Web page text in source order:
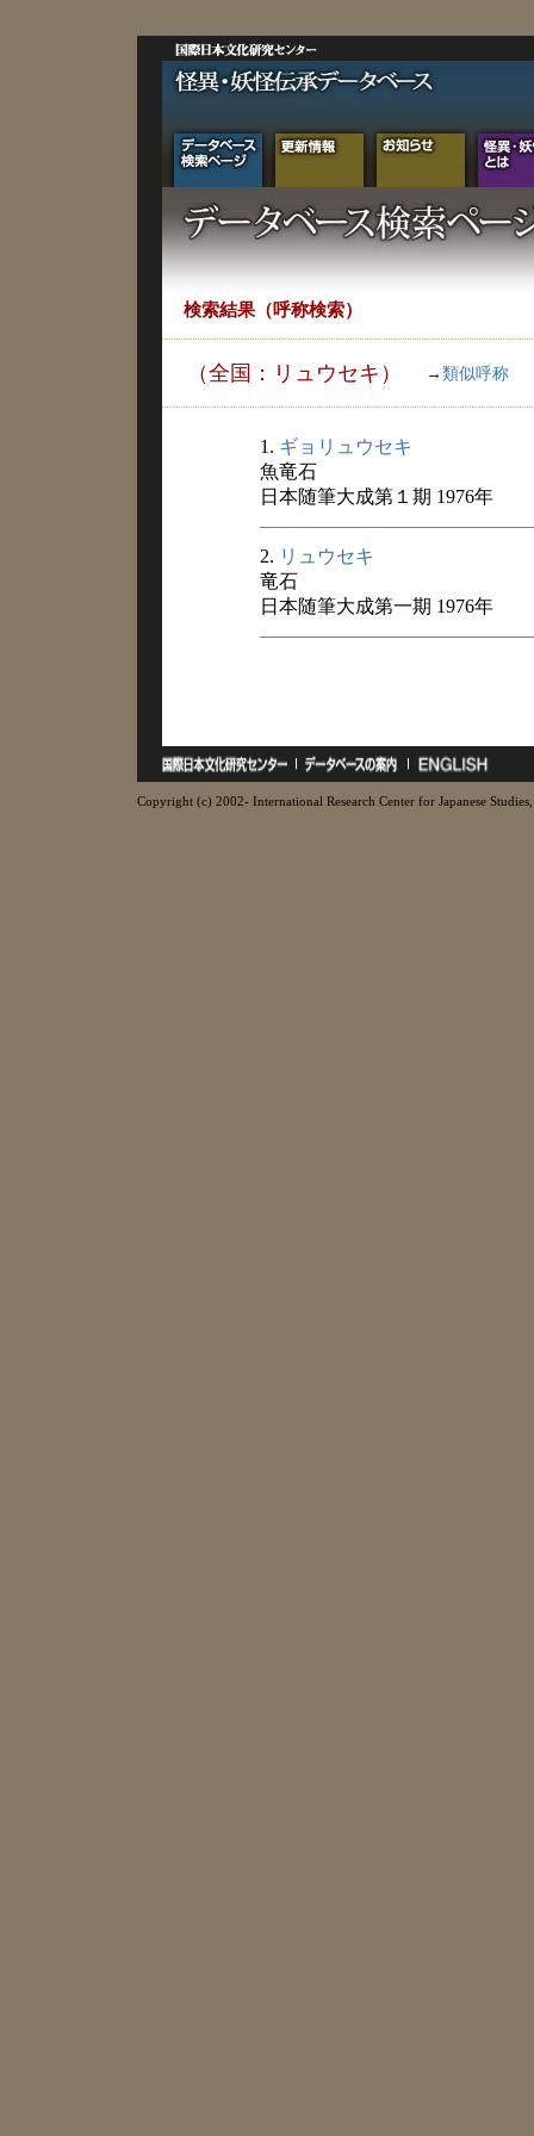
検索結果（呼称検索）
（全国：リュウセキ） → 類似呼称
1. ギョリュウセキ
魚竜石
日本随筆大成第１期 1976年
2. リュウセキ
竜石
日本随筆大成第一期 1976年
Copyright (c) 2002- International Research Center for Japanese